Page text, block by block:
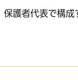
護者代表で構